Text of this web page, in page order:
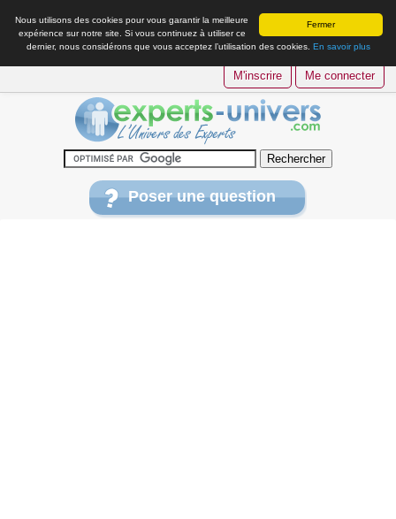
Fermer
Nous utilisons des cookies pour vous garantir la meilleure
expérience sur notre site. Si vous continuez à utiliser ce
dernier, nous considérons que vous acceptez l’utilisation des cookies. En savoir plus
M'inscrire Me connecter
Poser une question